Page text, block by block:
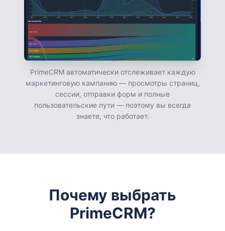
PrimeCRM автоматически отслеживает каждую
маркетинговую кампанию — просмотры страниц,
сессии, отправки форм и полные
пользовательские пути — поэтому вы всегда
знаете, что работает.
Почему выбрать
PrimeCRM?